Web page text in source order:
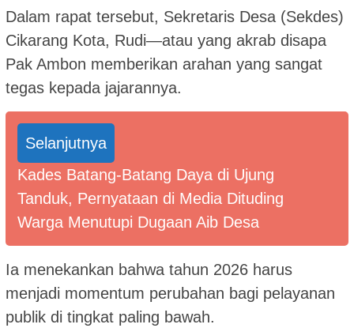
Dalam rapat tersebut, Sekretaris Desa (Sekdes)
Cikarang Kota, Rudi—atau yang akrab disapa
Pak Ambon memberikan arahan yang sangat
tegas kepada jajarannya.
Selanjutnya
Kades Batang-Batang Daya di Ujung
Tanduk, Pernyataan di Media Dituding
Warga Menutupi Dugaan Aib Desa
Ia menekankan bahwa tahun 2026 harus
menjadi momentum perubahan bagi pelayanan
publik di tingkat paling bawah.